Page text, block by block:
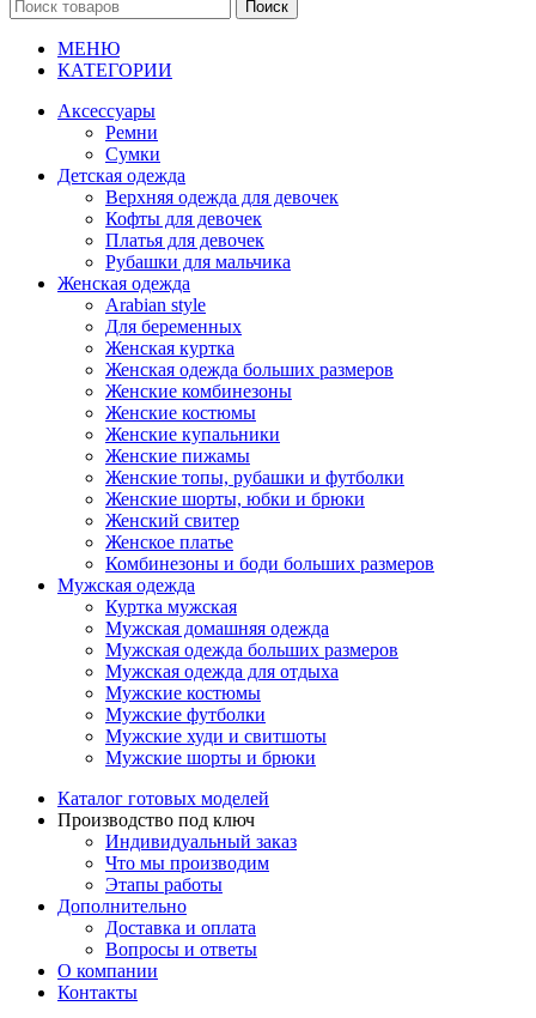
Поиск
МЕНЮ
КАТЕГОРИИ
Аксессуары
Ремни
Сумки
Детская одежда
Верхняя одежда для девочек
Кофты для девочек
Платья для девочек
Рубашки для мальчика
Женская одежда
Arabian style
Для беременных
Женская куртка
Женская одежда больших размеров
Женские комбинезоны
Женские костюмы
Женские купальники
Женские пижамы
Женские топы, рубашки и футболки
Женские шорты, юбки и брюки
Женский свитер
Женское платье
Комбинезоны и боди больших размеров
Мужская одежда
Куртка мужская
Мужская домашняя одежда
Мужская одежда больших размеров
Мужская одежда для отдыха
Мужские костюмы
Мужские футболки
Мужские худи и свитшоты
Мужские шорты и брюки
Каталог готовых моделей
Производство под ключ
Индивидуальный заказ
Что мы производим
Этапы работы
Дополнительно
Доставка и оплата
Вопросы и ответы
О компании
Контакты